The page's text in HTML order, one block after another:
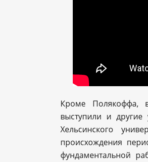
Кроме Полякоффа,
выступили и
Хельсинского
происхождения
фундаментальной